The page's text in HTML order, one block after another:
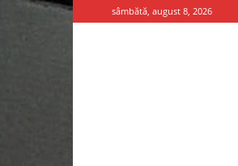
sâmbătă, august 8, 2026